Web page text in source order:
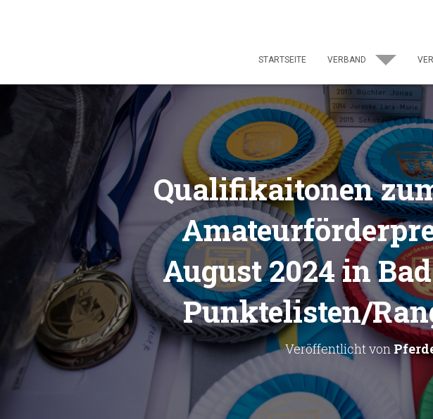
STARTSEITE VERBAND
Qualifikaitonen
August 2024 in
Punktelisten/
Veröffentlicht von